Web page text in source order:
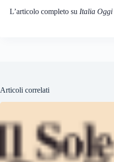
L’articolo completo su Italia Oggi
Articoli correlati